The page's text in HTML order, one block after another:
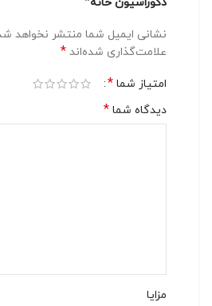
نشانی ایمیل شما منتشر نخواهد
علامت‌گذاری شده‌اند *
امتیاز شما *
دیدگاه شما *
مزایا